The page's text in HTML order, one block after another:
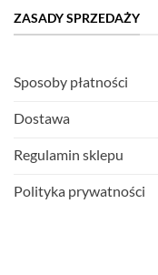
ZASADY SPRZEDAŻY
Sposoby płatności
Dostawa
Regulamin sklepu
Polityka prywatności